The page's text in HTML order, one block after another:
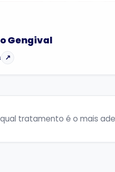
Gengival
↗
tratamento é o mais